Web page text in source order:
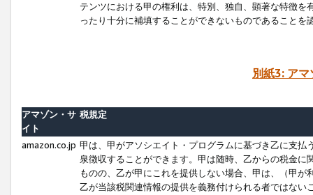
テンツにおける甲の権利は、特別、独自、顕著な特徴
ったり十分に補填することができないものであることを
別紙3: ア
アマゾン・サ
イト
税規定
amazon.co.jp 甲は、甲がアソシエイト・プログラムに基づき乙に支
泉徴収することができます。甲は随時、乙からの税金
ものの、乙が甲にこれを提供しない場合、甲は、（甲
乙が当該税関連情報の提供を義務付けられる者ではな